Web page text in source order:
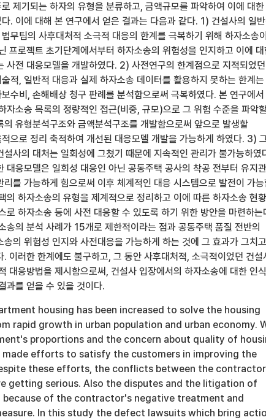
제기되는 하자의 유형을 분류하고, 금액규모를 파악하여 이에 대한
. 이에 대해 본 연구에서 얻은 결과는 다음과 같다. 1) 건설사의 일
무팀의 사후대처적 소극적 대응의 한계를 극복하기 위해 하자소송이
프로젝트 초기단계에서부터 하자소송의 위험성을 인지하고 이에
사전 대응모델을 개발하였다. 2) 사전연구의 한계점으로 지적되었던
적, 일반적 대응과 실제 하자소송 데이터를 활용하지 못하는 한계는
수비, 손해배상 청구 판례를 분석함으로써 극복하였다. 본 연구에서
자소송 목록의 정량적인 접근(비중, 규모)으로 그 위험 수준을 파악
유형분석구조와 금액분석구조를 개발함으로써 앞으로 발생할
으로 정리 축적하여 개선된 대응모델 개발을 가능하게 하였다. 3)
사의 대처는 일회성에 그쳤기 때문에 지속적인 관리가 불가능하였
대응모델은 일회성 대응인 아닌 공동주택 공사의 착공 전부터 유지
리를 가능하게 힘으로써 이후 체계적인 대응 시스템으로 발전이 가
의 하자소송의 유형을 제계적으로 정리하고 이에 따른 하자소송 현
로 하자소송 등에 사전 대응할 수 있도록 하기 위한 방안을 마련하는
송의 분석 사례가 15개로 제한적이라는 점과 공동주택 품질 전반의
의 위험성 인지와 사전대응을 가능하게 하는 것에 그 효과가 그치고
이러한 한계에도 불구하고, 그 동안 사후대처적, 소극적이었던 건설
대응방법을 제시함으로써, 건설사 입장에서의 하자소송에 대한 인식
과를 얻을 수 있을 것이다.
housing has been increased to solve the housing
rapid growth in urban population and urban economy.
proportions and the concern about quality of
efforts to satisfy the customers in improving the
these efforts, the conflicts between the contractor
getting serious. Also the disputes and the litigation of
because of the contractor's negative treatment and
In this study the defect lawsuits which bring